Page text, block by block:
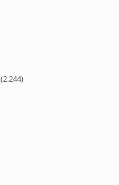
(2.244)